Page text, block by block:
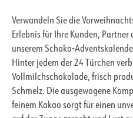
Verwandeln Sie die
Erlebnis für Ihre Kunden,
unserem Schoko-
Hinter jedem der 24 Türchen
Vollmilchschokolade, frisch
Schmelz. Die ausgewogene
feinem Kakao sorgt für einen